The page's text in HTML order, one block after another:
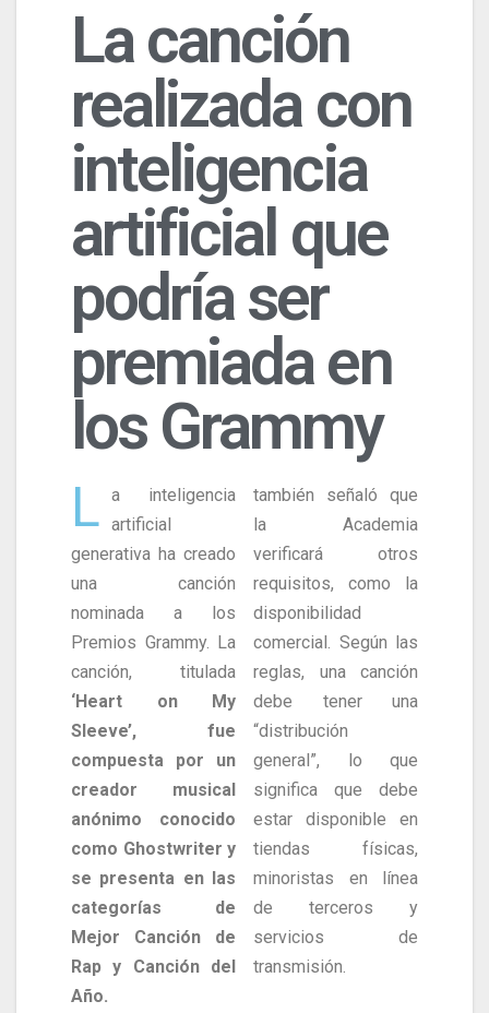
La canción
realizada con
inteligencia
artificial que
podría ser
premiada en
los Grammy
L a inteligencia
artificial
generativa ha creado
una canción
nominada a los
Premios Grammy. La
canción, titulada
‘Heart on My
Sleeve’, fue
compuesta por un
creador musical
anónimo conocido
como Ghostwriter y
se presenta en las
categorías de
Mejor Canción de
Rap y Canción del
Año.
también señaló que
la Academia
verificará otros
requisitos, como la
disponibilidad
comercial. Según las
reglas, una canción
debe tener una
“distribución
general”, lo que
significa que debe
estar disponible en
tiendas físicas,
minoristas en línea
de terceros y
servicios de
transmisión.